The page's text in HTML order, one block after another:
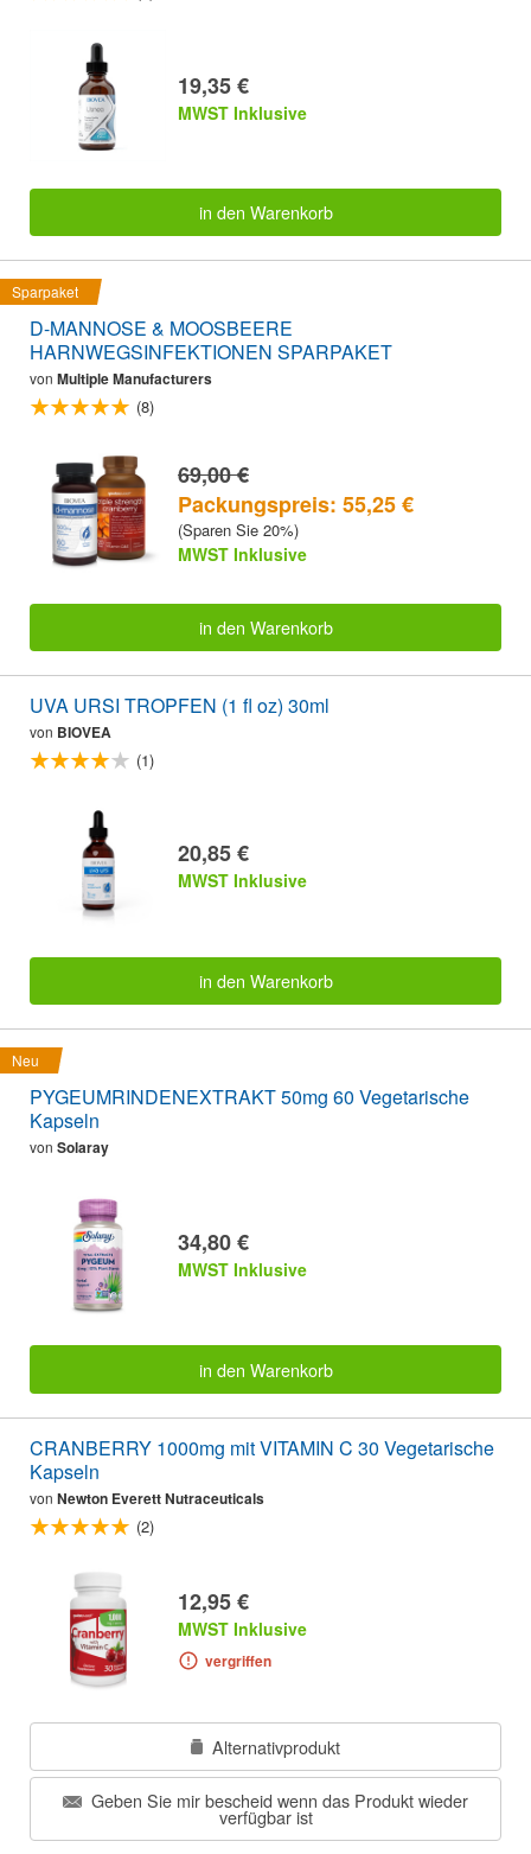
19,35 €
MWST Inklusive
in den Warenkorb
Sparpaket
D-MANNOSE & MOOSBEERE
HARNWEGSINFEKTIONEN SPARPAKET
von Multiple Manufacturers
(8)
69,00 €
Packungspreis: 55,25 €
(Sparen Sie 20%)
MWST Inklusive
in den Warenkorb
UVA URSI TROPFEN (1 fl oz) 30ml
von BIOVEA
(1)
20,85 €
MWST Inklusive
in den Warenkorb
Neu
PYGEUMRINDENEXTRAKT 50mg 60 Vegetarische
Kapseln
von Solaray
34,80 €
MWST Inklusive
in den Warenkorb
CRANBERRY 1000mg mit VITAMIN C 30 Vegetarische
Kapseln
von Newton Everett Nutraceuticals
(2)
12,95 €
MWST Inklusive
vergriffen
Alternativprodukt
Geben Sie mir bescheid wenn das Produkt wieder
verfügbar ist